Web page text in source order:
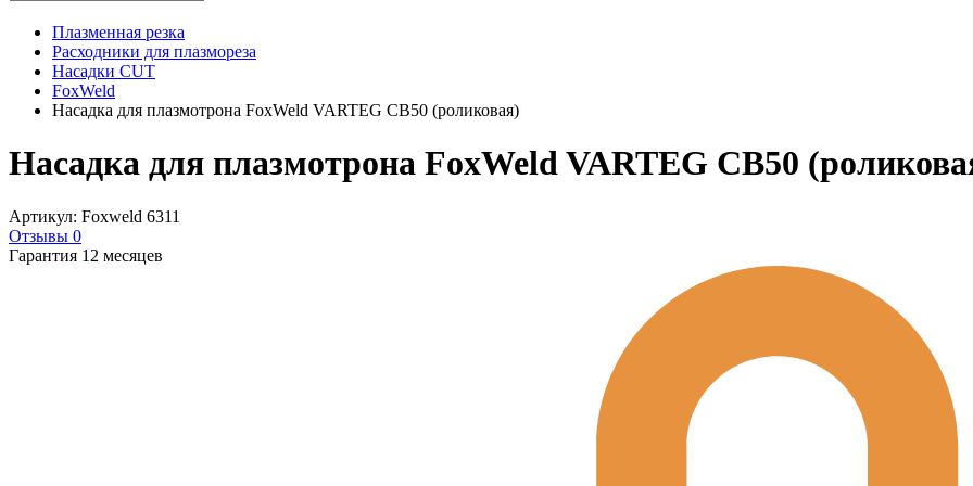
Плазменная резка
Расходники для плазмореза
Насадки CUT
FoxWeld
Насадка для плазмотрона FoxWeld VARTEG CB50 (роликовая)
Насадка для плазмотрона FoxWeld VARTEG CB50
Артикул: Foxweld 6311
Отзывы 0
Гарантия 12 месяцев